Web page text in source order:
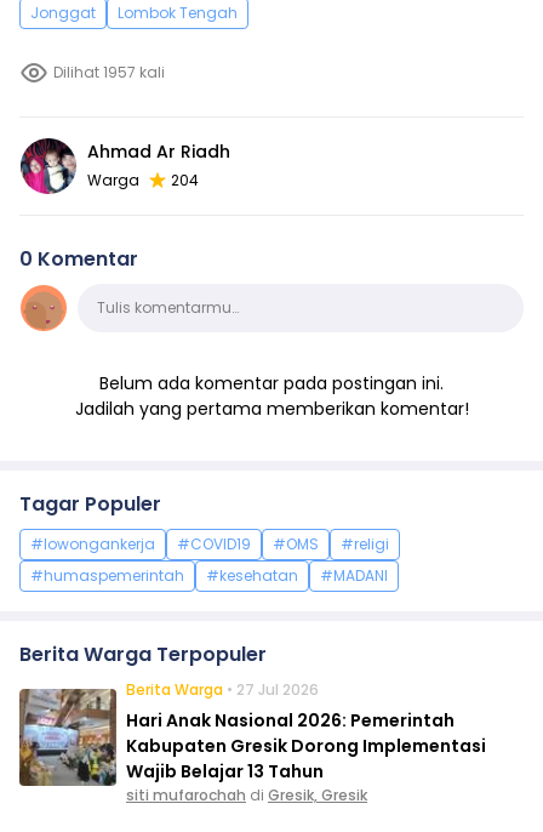
Jonggat Lombok Tengah
Dilihat 1957 kali
Ahmad Ar Riadh
Warga 204
0 Komentar
KomentarTulis komentarmu…
Belum ada komentar pada postingan ini.
Jadilah yang pertama memberikan komentar!
Tagar Populer
#lowongankerja #COVID19 #OMS
#religi
#humaspemerintah
#kesehatan #MADANI
Berita Warga Terpopuler
Berita Warga • 27 Jul 2026
Hari Anak Nasional 2026: Pemerintah
Kabupaten Gresik Dorong Implementasi
Wajib Belajar 13 Tahun
siti mufarochah di Gresik, Gresik